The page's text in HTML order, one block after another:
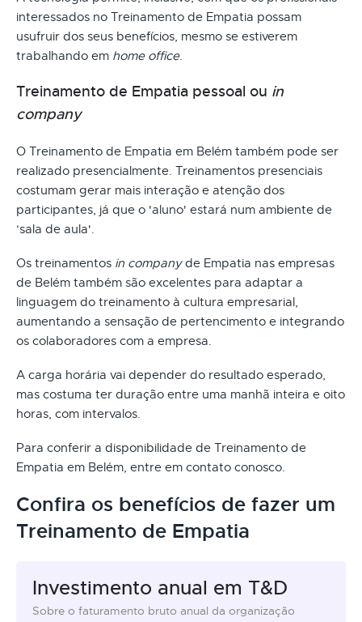
interessados no Treinamento de Empatia possam
usufruir dos seus benefícios, mesmo se estiverem
trabalhando em home office.
Treinamento de Empatia pessoal ou in
company
O Treinamento de Empatia em Belém também pode ser
realizado presencialmente. Treinamentos presenciais
costumam gerar mais interação e atenção dos
participantes, já que o 'aluno' estará num ambiente de
‘sala de aula'.
Os treinamentos in companyde Empatia nas empresas
de Belém também são excelentes para adaptar a
linguagem do treinamento à cultura empresarial,
aumentando a sensação de pertencimento e integrando
os colaboradores com a empresa.
A carga horária vai depender do resultado esperado,
mas costuma ter duração entre uma manhã inteira e oito
horas, com intervalos.
Para conferir a disponibilidade de Treinamento de
Empatia em Belém, entre em contato conosco.
Confira os benefícios de fazer um
Treinamento de Empatia
Investimento anual em T&D
Sobre o faturamento bruto anual da organização